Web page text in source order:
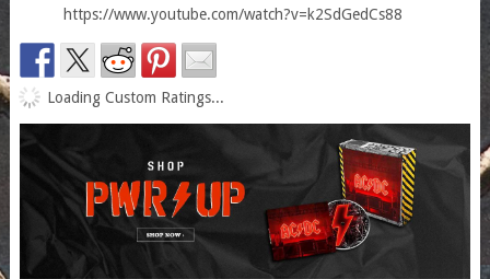
https://www.youtube.com/watch?v=k2SdGedCs88
Loading Custom Ratings...